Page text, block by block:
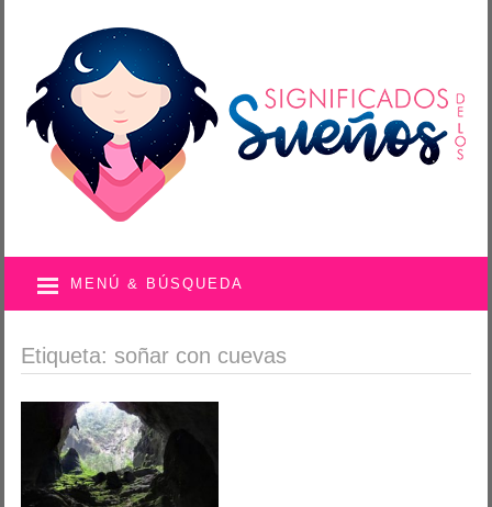
MENÚ & BÚSQUEDA
Etiqueta: soñar con cuevas